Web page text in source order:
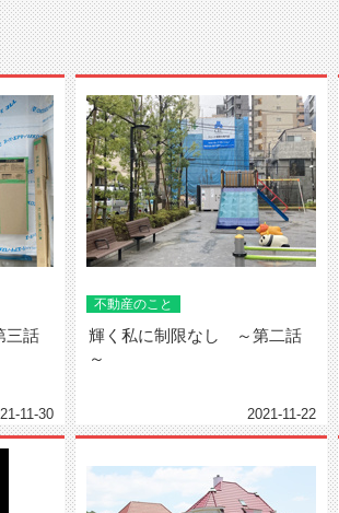
三話
11-30
不動産のこと
輝く私に制限なし ～第二話
～
2021-11-22